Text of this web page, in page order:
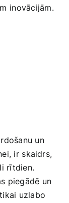
inovācijām.
un
ir⁤ skaidrs,
rītdien.
piegādē un
uzlabo